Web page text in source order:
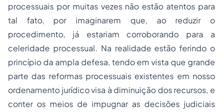
processuais por muitas vezes não estão atentos para
tal fato, por imaginarem que, ao reduzir o
procedimento, já estariam corroborando para a
celeridade processual. Na realidade estão ferindo o
princípio da ampla defesa, tendo em vista que grande
parte das reformas processuais existentes em nosso
ordenamento jurídico visa à diminuição dos recursos, e
conter os meios de impugnar as decisões judiciais